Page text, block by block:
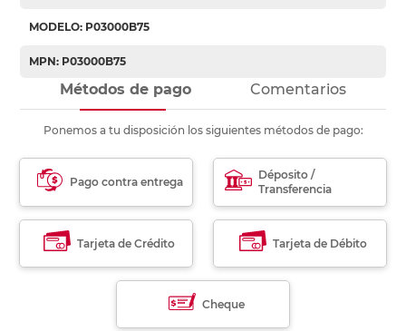
MODELO: P03000B75
MPN: P03000B75
Métodos de pago Comentarios
Ponemos a tu disposición los siguientes métodos de pago:
Pago contra entrega
Déposito /
Transferencia
Tarjeta de Crédito Tarjeta de Débito
Cheque